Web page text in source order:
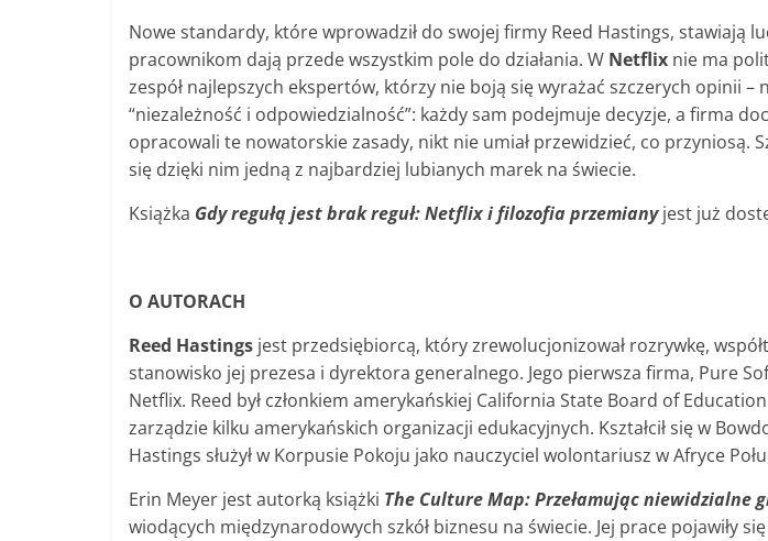
Nowe standardy, które wprowadził do swojej firmy Reed Hastings, stawiają
pracownikom dają przede wszystkim pole do działania. W Netflix nie ma
zespół najlepszych ekspertów, którzy nie boją się wyrażać szczerych opinii –
“niezależność i odpowiedzialność”: każdy sam podejmuje decyzje, a firma
opracowali te nowatorskie zasady, nikt nie umiał przewidzieć, co przyniosą.
się dzięki nim jedną z najbardziej lubianych marek na świecie.
Książka Gdy regułą jest brak reguł: Netflix i filozofia przemianyjest już
O AUTORACH
Reed Hastings jest przedsiębiorcą, który zrewolucjonizował rozrywkę,
stanowisko jej prezesa i dyrektora generalnego. Jego pierwsza firma, Pure
Netflix. Reed był członkiem amerykańskiej California State Board of
zarządzie kilku amerykańskich organizacji edukacyjnych. Kształcił się w
Hastings służył w Korpusie Pokoju jako nauczyciel wolontariusz w Afryce
Erin Meyer jest autorką książki The Culture Map: Przełamując niewidzialne
wiodących międzynarodowych szkół biznesu na świecie. Jej prace pojawiły